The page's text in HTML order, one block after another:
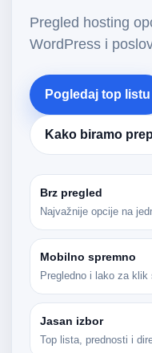
Pregled hosting
WordPress i
Pogledaj top listu
Kako biramo
Brz pregled
Najvažnije opcije na
Mobilno spremno
Pregledno i lako za klik
Jasan izbor
Top lista, prednosti i